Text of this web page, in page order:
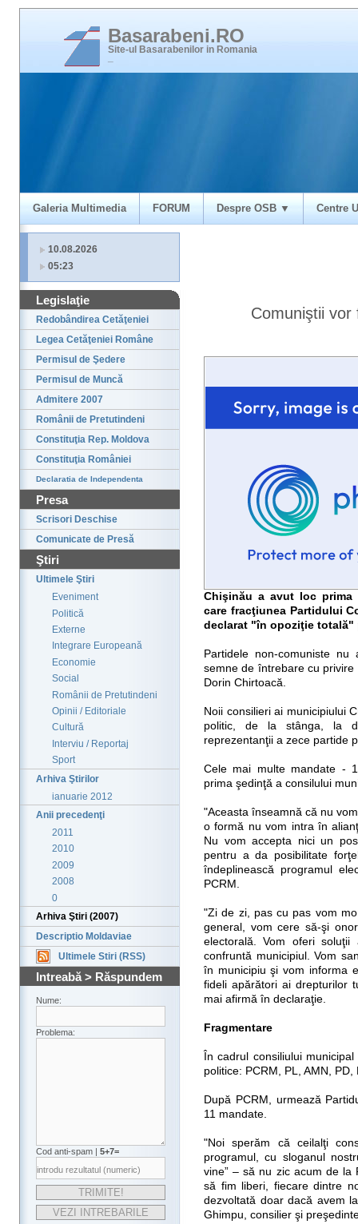
Basarabeni.RO
Site-ul Basarabenilor in Romania
Galeria Multimedia FORUM Despre OSB ▼ Centre
10.08.2026
05:23
Legislaţie
Redobândirea Cetăţeniei
Legea Cetăţeniei Române
Permisul de Şedere
Permisul de Muncă
Admitere 2007
Românii de Pretutindeni
Constituţia Rep. Moldova
Constituţia României
Declaratia de Independenta
Presa
Scrisori Deschise
Comunicate de Presă
Ştiri
Ultimele Ştiri
Eveniment
Politică
Externe
Integrare Europeană
Economie
Social
Românii de Pretutindeni
Opinii / Editoriale
Cultură
Interviu / Reportaj
Sport
Arhiva Ştirilor
ianuarie 2012
Anii precedenţi
2011
2010
2009
2008
0
Arhiva Ştiri (2007)
Descriptio Moldaviae
Ultimele Stiri (RSS)
Intreabă > Răspundem
Nume:
Problema:
Cod anti-spam | 5+7=
Comuniştii vor
Chişinău a avut loc
care fracţiunea Partidului
declarat "în opoziţie totală"
Partidele non-comuniste
semne de întrebare cu
Dorin Chirtoacă.
Noii consilieri ai municipiului
politic, de la stânga, la
reprezentanţii a zece partide
Cele mai multe mandate -
prima şedinţă a consilului
"Aceasta înseamnă că nu
o formă nu vom intra în
Nu vom accepta nici un
pentru a da posibilitate
îndeplinească programul
PCRM.
"Zi de zi, pas cu pas vom
general, vom cere să-şi
electorală. Vom oferi
confruntă municipiul. Vom
în municipiu şi vom informa
fideli apărători ai drepturilor
mai afirmă în declaraţie.
Fragmentare
În cadrul consiliului
politice: PCRM, PL, AMN,
După PCRM, urmează
11 mandate.
"Noi sperăm că ceilalţi
programul, cu sloganul
vine” – să nu zic acum de la
să fim liberi, fiecare dintre
dezvoltată doar dacă avem
Ghimpu, consilier şi